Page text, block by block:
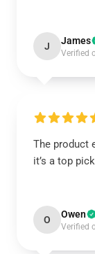
J James
Verified
The product
it’s a top
O Owen
Verified